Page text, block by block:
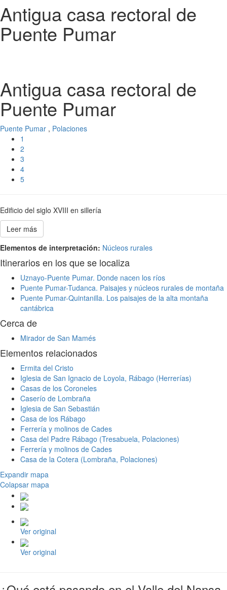
Antigua casa rectoral de
Puente Pumar
Antigua casa rectoral de
Puente Pumar
Puente Pumar , Polaciones
1
2
3
4
5
Edificio del siglo XVIII en sillería
Leer más
Elementos de interpretación: Núcleos rurales
Itinerarios en los que se localiza
Uznayo-Puente Pumar. Donde nacen los ríos
Puente Pumar-Tudanca. Paisajes y núcleos rurales de montaña
Puente Pumar-Quintanilla. Los paisajes de la alta montaña
cantábrica
Cerca de
Mirador de San Mamés
Elementos relacionados
Ermita del Cristo
Iglesia de San Ignacio de Loyola, Rábago (Herrerías)
Casas de los Coroneles
Caserío de Lombraña
Iglesia de San Sebastián
Casa de los Rábago
Ferrería y molinos de Cades
Casa del Padre Rábago (Tresabuela, Polaciones)
Ferrería y molinos de Cades
Casa de la Cotera (Lombraña, Polaciones)
Expandir mapa
Colapsar mapa
Ver original
Ver original